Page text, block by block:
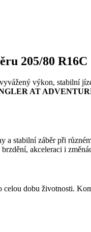
205/80 R16C
výkon, stabilní
AT
a stabilní záběr při
akceleraci i
dobu životnosti.